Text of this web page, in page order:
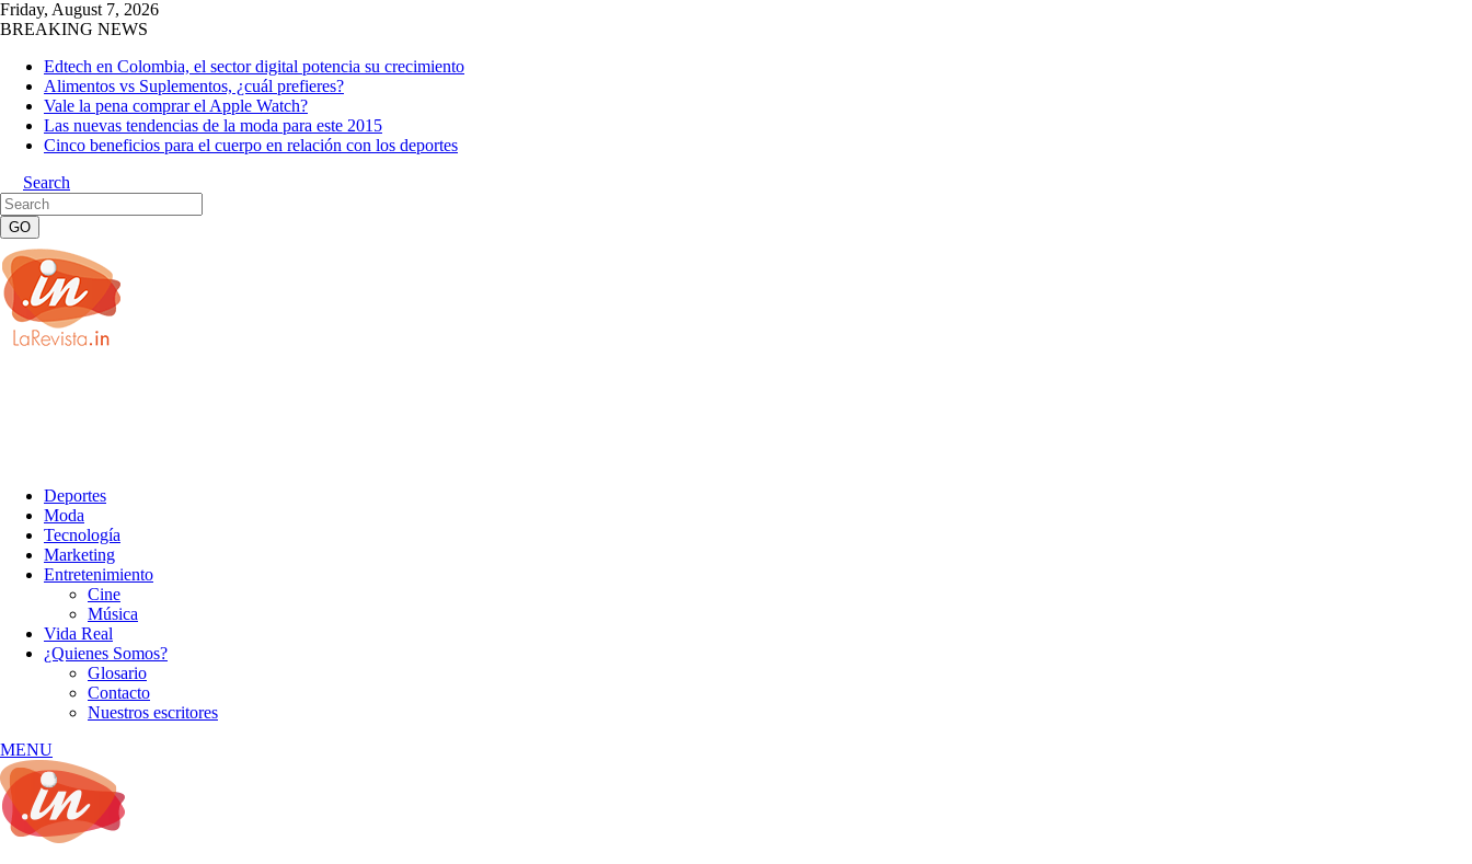
Friday, August 7, 2026
BREAKING NEWS
Edtech en Colombia, el sector digital potencia su crecimiento
Alimentos vs Suplementos, ¿cuál prefieres?
Vale la pena comprar el Apple Watch?
Las nuevas tendencias de la moda para este 2015
Cinco beneficios para el cuerpo en relación con los deportes
Search
Deportes
Moda
Tecnología
Marketing
Entretenimiento
Cine
Música
Vida Real
¿Quienes Somos?
Glosario
Contacto
Nuestros escritores
MENU